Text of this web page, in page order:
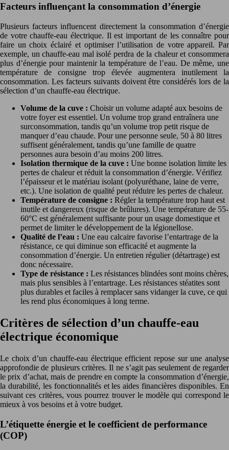
Facteurs influençant la consommation d’énergie
Plusieurs facteurs influencent directement la consommation d’énergie
de votre chauffe-eau électrique. Il est important de les connaître pour
faire un choix éclairé et optimiser l’utilisation de votre appareil. Par
exemple, un chauffe-eau mal isolé perdra de la chaleur et consommera
plus d’énergie pour maintenir la température de l’eau. De même, une
température de consigne trop élevée augmentera inutilement la
consommation. Les facteurs suivants doivent être considérés lors de la
sélection d’un chauffe-eau électrique.
Volume de la cuve : Choisir un volume adapté aux besoins de
votre foyer est essentiel. Un volume trop grand entraînera une
surconsommation, tandis qu’un volume trop petit risque de
manquer d’eau chaude. Pour une personne seule, 50 à 80 litres
suffisent généralement, tandis qu’une famille de quatre
personnes aura besoin d’au moins 200 litres.
Isolation thermique de la cuve : Une bonne isolation limite les
pertes de chaleur et réduit la consommation d’énergie. Vérifiez
l’épaisseur et le matériau isolant (polyuréthane, laine de verre,
etc.). Une isolation de qualité peut réduire les pertes de chaleur.
Température de consigne : Régler la température trop haut est
inutile et dangereux (risque de brûlures). Une température de 55-
60°C est généralement suffisante pour un usage domestique et
permet de limiter le développement de la légionellose.
Qualité de l’eau : Une eau calcaire favorise l’entartrage de la
résistance, ce qui diminue son efficacité et augmente la
consommation d’énergie. Un entretien régulier (détartrage) est
donc nécessaire.
Type de résistance : Les résistances blindées sont moins chères,
mais plus sensibles à l’entartrage. Les résistances stéatites sont
plus durables et faciles à remplacer sans vidanger la cuve, ce qui
les rend plus économiques à long terme.
Critères de sélection d’un chauffe-eau
électrique économique
Le choix d’un chauffe-eau électrique efficient repose sur une analyse
approfondie de plusieurs critères. Il ne s’agit pas seulement de regarder
le prix d’achat, mais de prendre en compte la consommation d’énergie,
la durabilité, les fonctionnalités et les aides financières disponibles. En
suivant ces critères, vous pourrez trouver le modèle qui correspond le
mieux à vos besoins et à votre budget.
L’étiquette énergie et le coefficient de performance
(COP)